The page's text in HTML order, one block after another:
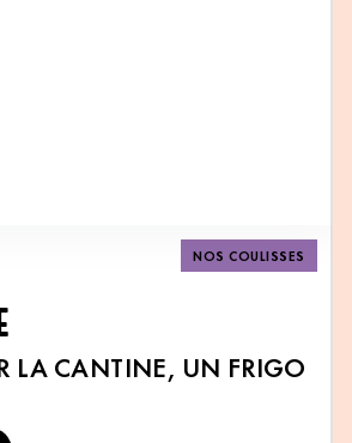
NOS COULISSES
LA CANTINE, UN FRIGO